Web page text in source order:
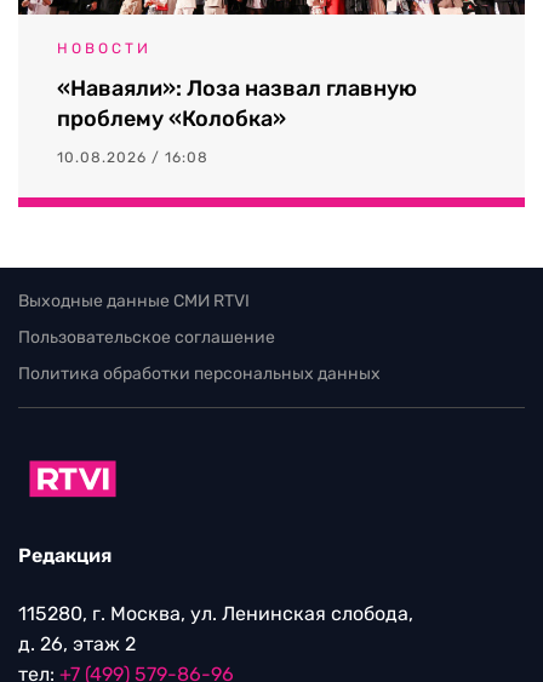
НОВОСТИ
«Наваяли»: Лоза назвал главную
проблему «Колобка»
10.08.2026 / 16:08
Выходные данные СМИ RTVI
Пользовательское соглашение
Политика обработки персональных данных
Редакция
115280, г. Москва, ул. Ленинская слобода,
д. 26, этаж 2
тел: +7 (499) 579-86-96